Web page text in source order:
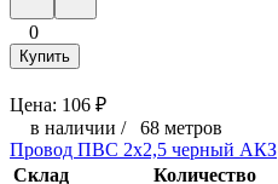
0
Купить
Цена: 106 ₽
в наличии / 68 метров
Провод ПВС 2х2,5 черный АКЗ
Склад
Количество